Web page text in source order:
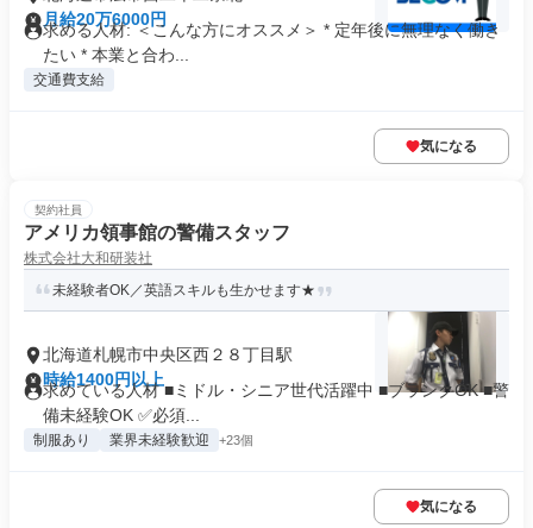
月給20万6000円
求める人材: ＜こんな方にオススメ＞ * 定年後に無理なく働き
たい * 本業と合わ...
交通費支給
気になる
契約社員
アメリカ領事館の警備スタッフ
株式会社大和研装社
未経験者OK／英語スキルも生かせます★
北海道札幌市中央区西２８丁目駅
時給1400円以上
求めている人材 ■ミドル・シニア世代活躍中 ■ブランクOK ■警
備未経験OK ✅必須...
制服あり 業界未経験歓迎 +23個
気になる